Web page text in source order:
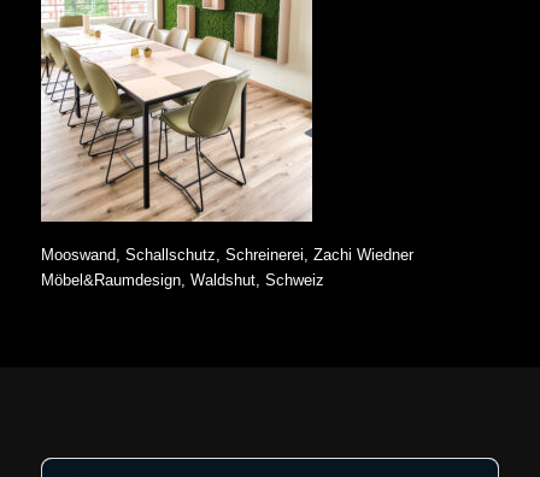
Mooswand, Schallschutz, Schreinerei, Zachi Wiedner
Möbel&Raumdesign, Waldshut, Schweiz